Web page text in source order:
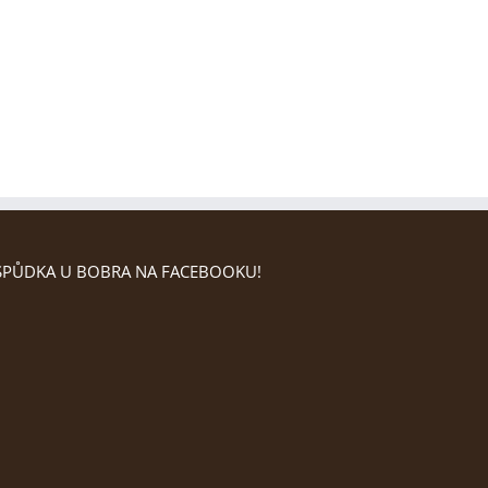
U BOBRA NA FACEBOOKU!